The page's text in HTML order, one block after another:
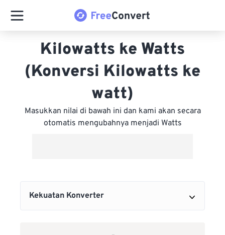
Kilowatts ke Watts
(Konversi Kilowatts ke
watt)
Masukkan nilai di bawah ini dan kami akan secara
otomatis mengubahnya menjadi Watts